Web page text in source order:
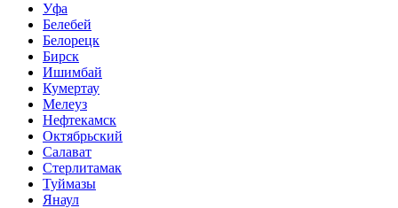
Уфа
Белебей
Белорецк
Бирск
Ишимбай
Кумертау
Мелеуз
Нефтекамск
Октябрьский
Салават
Стерлитамак
Туймазы
Янаул